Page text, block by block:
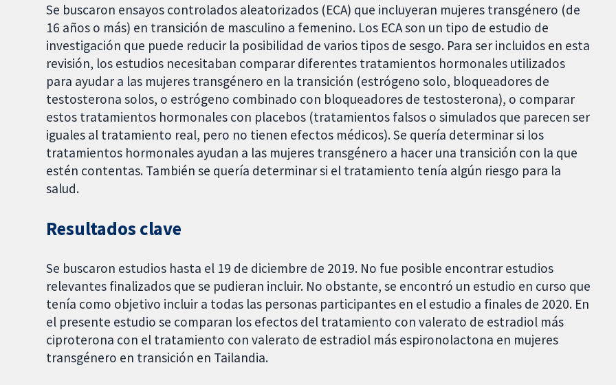
Se buscaron ensayos controlados aleatorizados (ECA) que incluyeran mujeres transgénero (de
16 años o más) en transición de masculino a femenino. Los ECA son un tipo de estudio de
investigación que puede reducir la posibilidad de varios tipos de sesgo. Para ser incluidos en esta
revisión, los estudios necesitaban comparar diferentes tratamientos hormonales utilizados
para ayudar a las mujeres transgénero en la transición (estrógeno solo, bloqueadores de
testosterona solos, o estrógeno combinado con bloqueadores de testosterona), o comparar
estos tratamientos hormonales con placebos (tratamientos falsos o simulados que parecen ser
iguales al tratamiento real, pero no tienen efectos médicos). Se quería determinar si los
tratamientos hormonales ayudan a las mujeres transgénero a hacer una transición con la que
estén contentas. También se quería determinar si el tratamiento tenía algún riesgo para la
salud.
Resultados clave
Se buscaron estudios hasta el 19 de diciembre de 2019. No fue posible encontrar estudios
relevantes finalizados que se pudieran incluir. No obstante, se encontró un estudio en curso que
tenía como objetivo incluir a todas las personas participantes en el estudio a finales de 2020. En
el presente estudio se comparan los efectos del tratamiento con valerato de estradiol más
ciproterona con el tratamiento con valerato de estradiol más espironolactona en mujeres
transgénero en transición en Tailandia.